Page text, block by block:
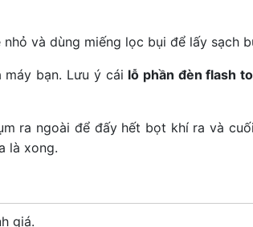
và dùng miếng lọc bụi để lấy sạch
máy bạn. Lưu ý cái lỗ phần đèn flash
ra ngoài để đấy hết bọt khí ra và
là xong.
giá.